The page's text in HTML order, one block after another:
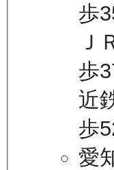
歩
Ｊ
歩
近
歩
愛